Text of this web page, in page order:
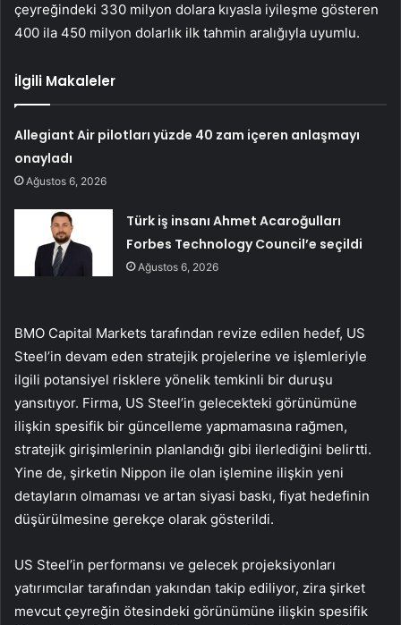
çeyreğindeki 330 milyon dolara kıyasla iyileşme gösteren
400 ila 450 milyon dolarlık ilk tahmin aralığıyla uyumlu.
İlgili Makaleler
Allegiant Air pilotları yüzde 40 zam içeren anlaşmayı
onayladı
Ağustos 6, 2026
Türk iş insanı Ahmet Acaroğulları
Forbes Technology Council’e seçildi
Ağustos 6, 2026
BMO Capital Markets tarafından revize edilen hedef, US
Steel’in devam eden stratejik projelerine ve işlemleriyle
ilgili potansiyel risklere yönelik temkinli bir duruşu
yansıtıyor. Firma, US Steel’in gelecekteki görünümüne
ilişkin spesifik bir güncelleme yapmamasına rağmen,
stratejik girişimlerinin planlandığı gibi ilerlediğini belirtti.
Yine de, şirketin Nippon ile olan işlemine ilişkin yeni
detayların olmaması ve artan siyasi baskı, fiyat hedefinin
düşürülmesine gerekçe olarak gösterildi.
US Steel’in performansı ve gelecek projeksiyonları
yatırımcılar tarafından yakından takip ediliyor, zira şirket
mevcut çeyreğin ötesindeki görünümüne ilişkin spesifik